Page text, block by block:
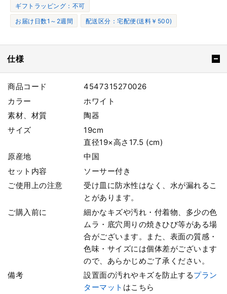
ギフトラッピング：不可
お届け日数1～2週間
配送区分：宅配便(送料￥500)
仕様
商品コード
4547315270026
カラー
ホワイト
素材、材質
陶器
サイズ
19cm
直径19×高さ17.5 (cm)
原産地
中国
セット内容
ソーサー付き
ご使用上の注意
受け皿に防水性はなく、水が漏れるこ
とがあります。
ご購入前に
細かなキズや汚れ・付着物、多少の色
ムラ・底穴周りの焼きひび等がある場
合がございます。また、表面の質感・
色味・サイズには個体差がございます
ので、あらかじめご了承ください。
備考
設置面の汚れやキズを防止するプラン
ターマット はこちら